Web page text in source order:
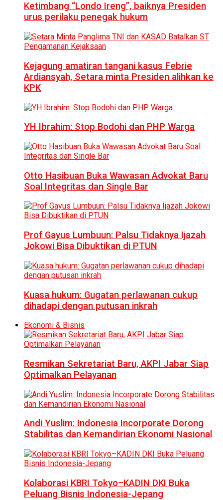
Ketimbang “Londo Ireng”, baiknya Presiden
urus perilaku penegak hukum
Kejagung amatiran tangani kasus Febrie
Ardiansyah, Setara minta Presiden alihkan ke
KPK
YH Ibrahim: Stop Bodohi dan PHP Warga
Otto Hasibuan Buka Wawasan Advokat Baru
Soal Integritas dan Single Bar
Prof Gayus Lumbuun: Palsu Tidaknya Ijazah
Jokowi Bisa Dibuktikan di PTUN
Kuasa hukum: Gugatan perlawanan cukup
dihadapi dengan putusan inkrah
Ekonomi & Bisnis
Resmikan Sekretariat Baru, AKPI Jabar Siap
Optimalkan Pelayanan
Andi Yuslim: Indonesia Incorporate Dorong
Stabilitas dan Kemandirian Ekonomi Nasional
Kolaborasi KBRI Tokyo–KADIN DKI Buka
Peluang Bisnis Indonesia-Jepang